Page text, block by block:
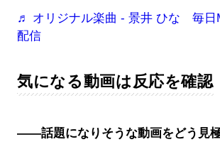
♬ オリジナル楽曲 - 景井 ひな 毎日
配信
気になる動画は反応を確認
――話題になりそうな動画をどう見